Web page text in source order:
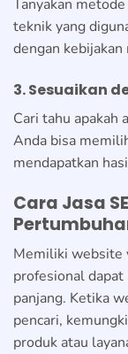
Tanyakan
teknik yang
dengan kebijakan
3. Sesuaikan
Cari tahu apakah
Anda bisa
mendapatkan
Cara Jasa
Memiliki website
profesional
panjang. Ketika
pencari,
produk atau